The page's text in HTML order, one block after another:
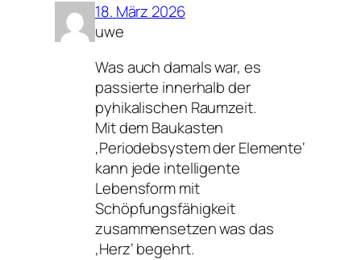
18. März 2026
uwe
Was auch damals war, es
passierte innerhalb der
pyhikalischen Raumzeit.
Mit dem Baukasten
‚Periodebsystem der Elemente‘
kann jede intelligente
Lebensform mit
Schöpfungsfähigkeit
zusammensetzen was das
‚Herz‘ begehrt.